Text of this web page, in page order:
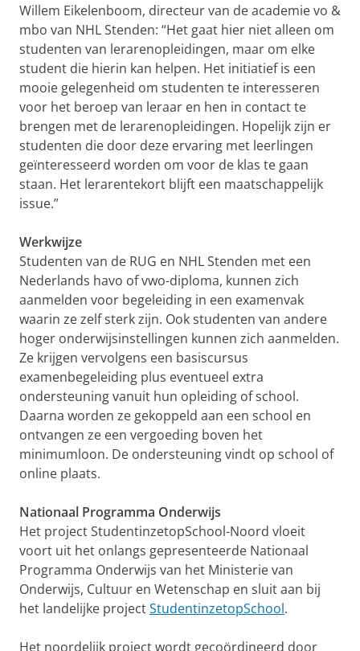
Willem Eikelenboom, directeur van de academie vo &
mbo van NHL Stenden: “Het gaat hier niet alleen om
studenten van lerarenopleidingen, maar om elke
student die hierin kan helpen. Het initiatief is een
mooie gelegenheid om studenten te interesseren
voor het beroep van leraar en hen in contact te
brengen met de lerarenopleidingen. Hopelijk zijn er
studenten die door deze ervaring met leerlingen
geïnteresseerd worden om voor de klas te gaan
staan. Het lerarentekort blijft een maatschappelijk
issue.”
Werkwijze
Studenten van de RUG en NHL Stenden met een
Nederlands havo of vwo-diploma, kunnen zich
aanmelden voor begeleiding in een examenvak
waarin ze zelf sterk zijn. Ook studenten van andere
hoger onderwijsinstellingen kunnen zich aanmelden.
Ze krijgen vervolgens een basiscursus
examenbegeleiding plus eventueel extra
ondersteuning vanuit hun opleiding of school.
Daarna worden ze gekoppeld aan een school en
ontvangen ze een vergoeding boven het
minimumloon. De ondersteuning vindt op school of
online plaats.
Nationaal Programma Onderwijs
Het project StudentinzetopSchool-Noord vloeit
voort uit het onlangs gepresenteerde Nationaal
Programma Onderwijs van het Ministerie van
Onderwijs, Cultuur en Wetenschap en sluit aan bij
het landelijke projectStudentinzetopSchool.
Het noordelijk project wordt gecoördineerd door